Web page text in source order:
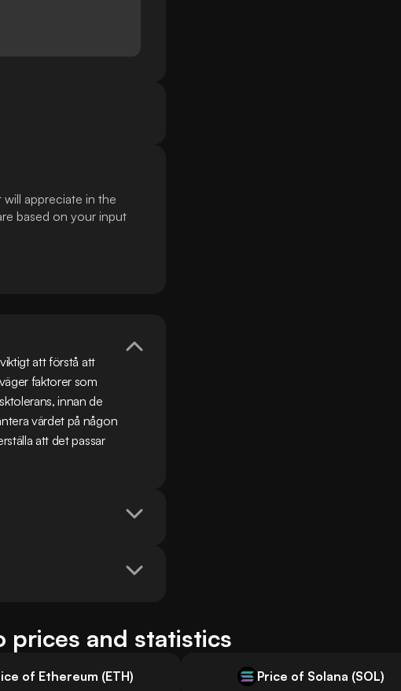
appreciate in the
based on your input
att förstå att
faktorer som
innan de
värdet på någon
att det passar
prices and statistics
of Ethereum (ETH) Price of Solana (SOL)